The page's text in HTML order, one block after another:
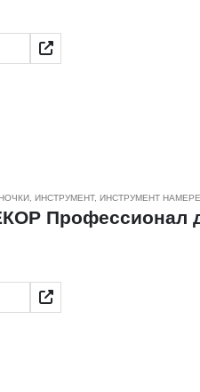
ИНСТРУМЕНТ, ИНСТРУМЕНТ
Профессионал